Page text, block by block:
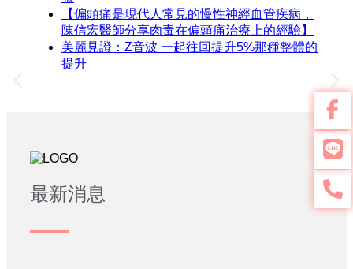
【偏頭痛是現代人常見的慢性神經血管疾病，
陳信宏醫師分享肉毒在偏頭痛治療上的經驗】
美麗見證：Z音波 一起往回提升5%那種整體的
提升​
最新消息